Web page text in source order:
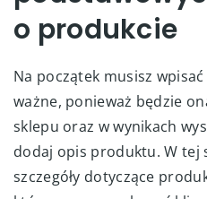
o produkcie
Na początek musisz
ważne, ponieważ będzie
sklepu oraz w wynikach
dodaj opis produktu. W tej
szczegóły dotyczące